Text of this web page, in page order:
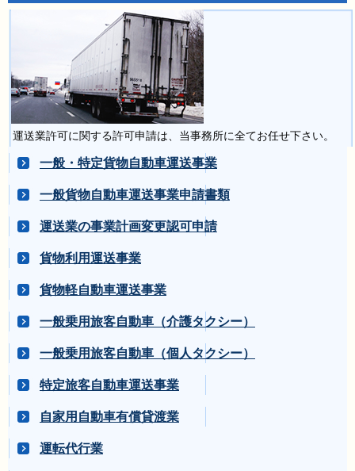
運送業許可に関する許可申請は、当事務所に全てお任せ下さい。
一般・特定貨物自動車運送事業
一般貨物自動車運送事業申請書類
運送業の事業計画変更認可申請
貨物利用運送事業
貨物軽自動車運送事業
一般乗用旅客自動車（介護タクシー）
一般乗用旅客自動車（個人タクシー）
特定旅客自動車運送事業
自家用自動車有償貸渡業
運転代行業